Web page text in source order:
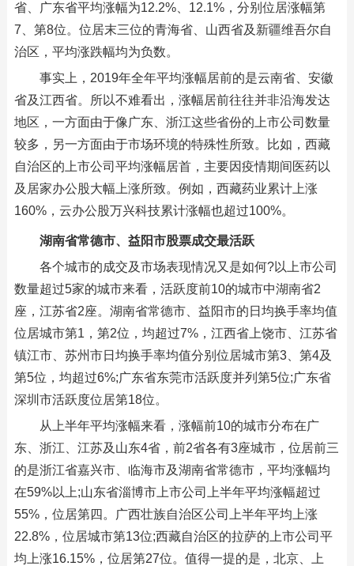
省、广东省平均涨幅为12.2%、12.1%，分别位居涨幅第
7、第8位。位居末三位的青海省、山西省及新疆维吾尔自
治区，平均涨跌幅均为负数。
事实上，2019年全年平均涨幅居前的是云南省、安徽
省及江西省。所以不难看出，涨幅居前往往并非沿海发达
地区，一方面由于像广东、浙江这些省份的上市公司数量
较多，另一方面由于市场环境的特殊性所致。比如，西藏
自治区的上市公司平均涨幅居首，主要因疫情期间医药以
及居家办公股大幅上涨所致。例如，西藏药业累计上涨
160%，云办公股万兴科技累计涨幅也超过100%。
湖南省常德市、益阳市股票成交最活跃
各个城市的成交及市场表现情况又是如何?以上市公司
数量超过5家的城市来看，活跃度前10的城市中湖南省2
座，江苏省2座。湖南省常德市、益阳市的日均换手率均值
位居城市第1，第2位，均超过7%，江西省上饶市、江苏省
镇江市、苏州市日均换手率均值分别位居城市第3、第4及
第5位，均超过6%;广东省东莞市活跃度并列第5位;广东省
深圳市活跃度位居第18位。
从上半年平均涨幅来看，涨幅前10的城市分布在广
东、浙江、江苏及山东4省，前2省各有3座城市，位居前三
的是浙江省嘉兴市、临海市及湖南省常德市，平均涨幅均
在59%以上;山东省淄博市上市公司上半年平均涨幅超过
55%，位居第四。广西壮族自治区公司上半年平均上涨
22.8%，位居城市第13位;西藏自治区的拉萨的上市公司平
均上涨16.15%，位居第27位。值得一提的是，北京、上